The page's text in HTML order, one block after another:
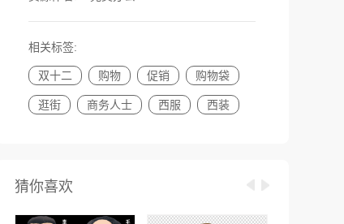
相关标签:
双十二 购物 促销 购物袋
逛街 商务人士 西服 西装
猜你喜欢